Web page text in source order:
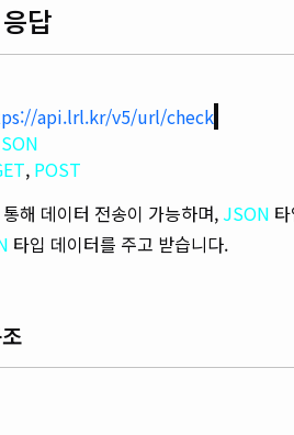
답
api.lrl.kr/v5/url/check
, POST
해 데이터 전송이 가능하며, JSON
타입 데이터를 주고 받습니다.